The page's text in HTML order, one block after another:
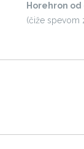
Horehron
(čiže spevom